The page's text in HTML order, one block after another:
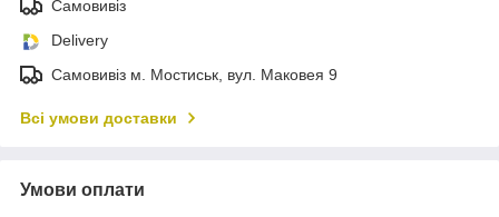
Самовивіз
Delivery
Самовивіз м. Мостиськ, вул. Маковея 9
Всі умови доставки
Умови оплати